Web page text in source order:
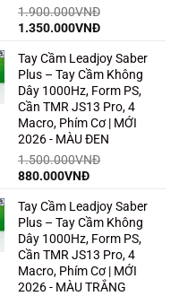
1.900.000VNĐ
Giá
là:
1.900.000VNĐ.
1.350.000VNĐGiá
tại
là:
1.350.000VNĐ.
Tay Cầm Leadjoy Saber
Plus – Tay Cầm Không
Dây 1000Hz, Form PS,
Cần TMR JS13 Pro, 4
Macro, Phím Cơ | MỚI
2026 - MÀU ĐEN
1.500.000VNĐ
Giá
là:
1.500.000VNĐ.
880.000VNĐGiá
tại
là:
880.000VNĐ.
Tay Cầm Leadjoy Saber
Plus – Tay Cầm Không
Dây 1000Hz, Form PS,
Cần TMR JS13 Pro, 4
Macro, Phím Cơ | MỚI
2026 - MÀU TRẮNG